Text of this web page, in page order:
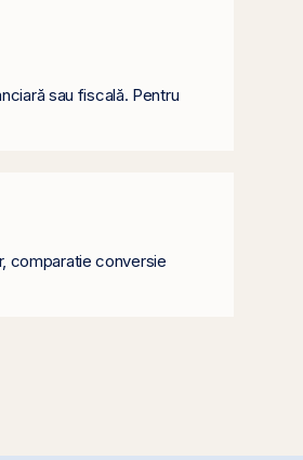
sau fiscală. Pentru
comparatie conversie